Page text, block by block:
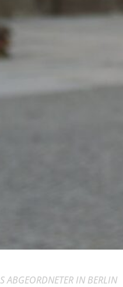
ABGEORDNETER IN BERLIN